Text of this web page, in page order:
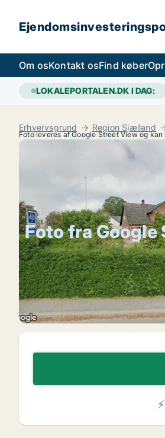
Om osKontakt osFind køber
LOKALEPORTALEN.DK I DAG:
Erhvervsgrund Region Sjælland
Foto leveres af Google Street View og
Foto fra Google